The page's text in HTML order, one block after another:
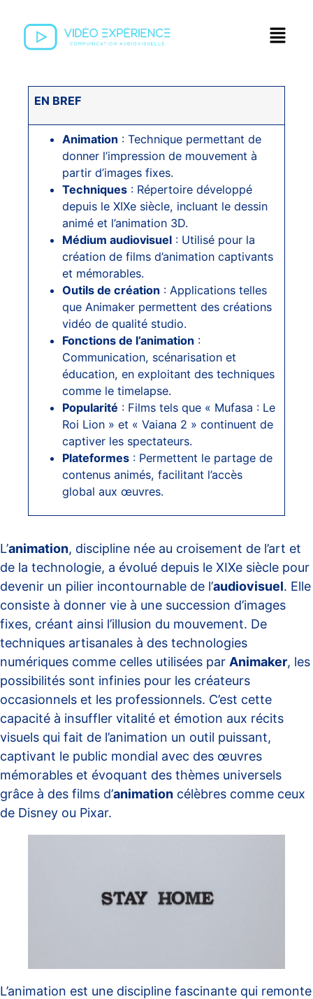
EN BREF
Animation : Technique permettant de
donner l’impression de mouvement à
partir d’images fixes.
Techniques : Répertoire développé
depuis le XIXe siècle, incluant le dessin
animé et l’animation 3D.
Médium audiovisuel : Utilisé pour la
création de films d’animation captivants
et mémorables.
Outils de création : Applications telles
que Animaker permettent des créations
vidéo de qualité studio.
Fonctions de l’animation :
Communication, scénarisation et
éducation, en exploitant des techniques
comme le timelapse.
Popularité : Films tels que « Mufasa : Le
Roi Lion » et « Vaiana 2 » continuent de
captiver les spectateurs.
Plateformes : Permettent le partage de
contenus animés, facilitant l’accès
global aux œuvres.
L’animation, discipline née au croisement de l’art et
de la technologie, a évolué depuis le XIXe siècle pour
devenir un pilier incontournable de l’audiovisuel. Elle
consiste à donner vie à une succession d’images
fixes, créant ainsi l’illusion du mouvement. De
techniques artisanales à des technologies
numériques comme celles utilisées par Animaker, les
possibilités sont infinies pour les créateurs
occasionnels et les professionnels. C’est cette
capacité à insuffler vitalité et émotion aux récits
visuels qui fait de l’animation un outil puissant,
captivant le public mondial avec des œuvres
mémorables et évoquant des thèmes universels
grâce à des films d’animation célèbres comme ceux
de Disney ou Pixar.
L’animation est une discipline fascinante qui remonte